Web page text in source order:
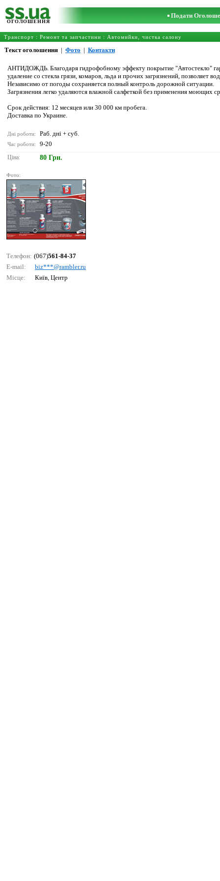
ОГОЛОШЕННЯ
Подати
Транспорт : Ремонт та запчастини : Автомийки, чистка салону
Текст оголошення | Фото | Контакти
АНТИДОЖДЬ. Благодаря гидрофобному эффекту покрытие "Автостекло"
удаление со стекла грязи, комаров, льда и прочих загрязнений, позволяет
Независимо от погоды сохраняется полный контроль дорожной ситуации.
Загрязнения легко удаляются влажной салфеткой без применения моющих
Срок действия: 12 месяцев или 30 000 км пробега.
Доставка по Украине.
Дні роботи: Раб. дні + суб.
Час роботи: 9-20
Ціна: 80 Грн.
Фото:
Телефон: (067)561-84-37
E-mail:
biz***@rаmblеr.ru
Місце:
Київ, Центр